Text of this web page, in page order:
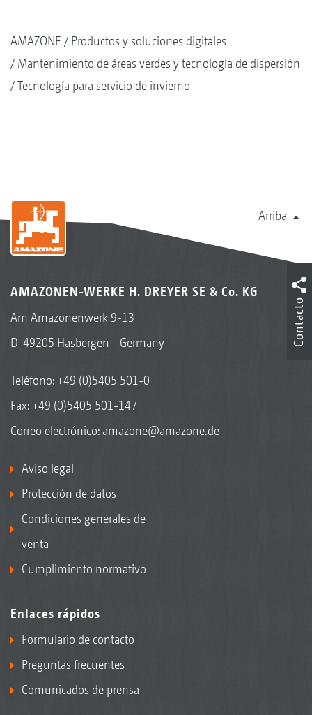
AMAZONE
Productos y soluciones digitales
Mantenimiento de áreas verdes y tecnología de dispersión
Tecnología para servicio de invierno
Arriba
AMAZONEN-WERKE H. DREYER SE & Co. KG
Am Amazonenwerk 9-13
D-49205 Hasbergen - Germany
Teléfono:+49 (0)5405 501-0
Fax: +49 (0)5405 501-147
Correo electrónico: amazone@amazone.de
Aviso legal
Protección de datos
Condiciones generales de
venta
Cumplimiento normativo
Enlaces rápidos
Formulario de contacto
Preguntas frecuentes
Comunicados de prensa
Contacto